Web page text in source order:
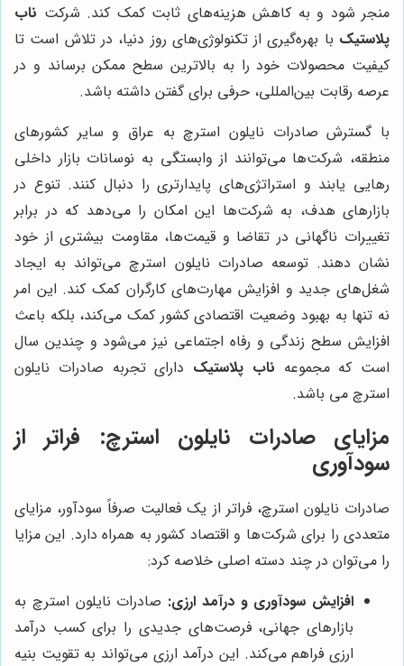
منجر شود و به کاهش هزینه‌های ثابت کمک کند. شرکت ناب
پلاستیک با بهره‌گیری از تکنولوژی‌های روز دنیا، در تلاش است تا
کیفیت محصولات خود را به بالاترین سطح ممکن برساند و در
عرصه رقابت بین‌المللی، حرفی برای گفتن داشته باشد.
با گسترش صادرات نایلون استرچ به عراق و سایر کشورهای
منطقه، شرکت‌ها می‌توانند از وابستگی به نوسانات بازار داخلی
رهایی یابند و استراتژی‌های پایدارتری را دنبال کنند. تنوع در
بازارهای هدف، به شرکت‌ها این امکان را می‌دهد که در برابر
تغییرات ناگهانی در تقاضا و قیمت‌ها، مقاومت بیشتری از خود
نشان دهند. توسعه صادرات نایلون استرچ می‌تواند به ایجاد
شغل‌های جدید و افزایش مهارت‌های کارگران کمک کند. این امر
نه تنها به بهبود وضعیت اقتصادی کشور کمک می‌کند، بلکه باعث
افزایش سطح زندگی و رفاه اجتماعی نیز می‌شود و چندین سال
است که مجموعه ناب پلاستیک دارای تجربه صادرات نایلون
استرچ می باشد.
مزایای صادرات نایلون استرچ: فراتر از
سودآوری
صادرات نایلون استرچ، فراتر از یک فعالیت صرفاً سودآور، مزایای
متعددی را برای شرکت‌ها و اقتصاد کشور به همراه دارد. این مزایا
را می‌توان در چند دسته اصلی خلاصه کرد:
افزایش سودآوری و درآمد ارزی: صادرات نایلون استرچ به
بازارهای جهانی، فرصت‌های جدیدی را برای کسب درآمد
ارزی فراهم می‌کند. این درآمد ارزی می‌تواند به تقویت بنیه